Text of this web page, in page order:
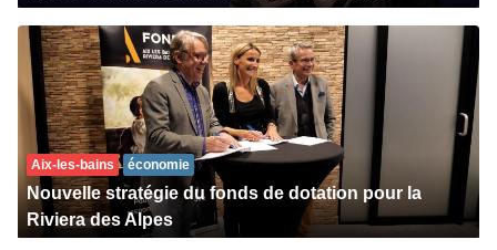
Aix-les-bains économie
Nouvelle stratégie du fonds de dotation pour la
Riviera des Alpes